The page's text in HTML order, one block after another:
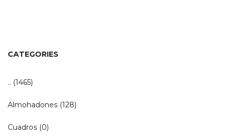
CATEGORIES
.. (1465)
Almohadones (128)
Cuadros (0)